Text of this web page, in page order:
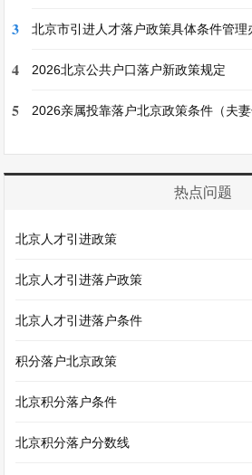
3 北京市引进人才落户政策具体条件管理
4 2026北京公共户口落户新政策规定
5 2026亲属投靠落户北京政策条件（夫妻
热点问题
北京人才引进政策
北京人才引进落户政策
北京人才引进落户条件
积分落户北京政策
北京积分落户条件
北京积分落户分数线